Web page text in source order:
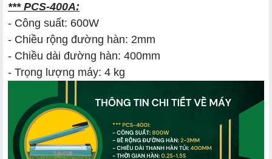
*** PCS-400A:
- Công suất: 600W
- Chiều rộng đường hàn: 2mm
- Chiều dài đường hàn: 400mm
- Trọng lượng máy: 4 kg